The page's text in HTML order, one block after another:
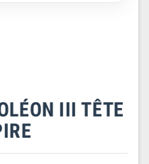
III TÊTE